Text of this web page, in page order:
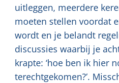
uitleggen, meerdere
moeten stellen voordat
wordt en je belandt
discussies waarbij je
krapte: ‘hoe ben ik hier
terechtgekomen?’.